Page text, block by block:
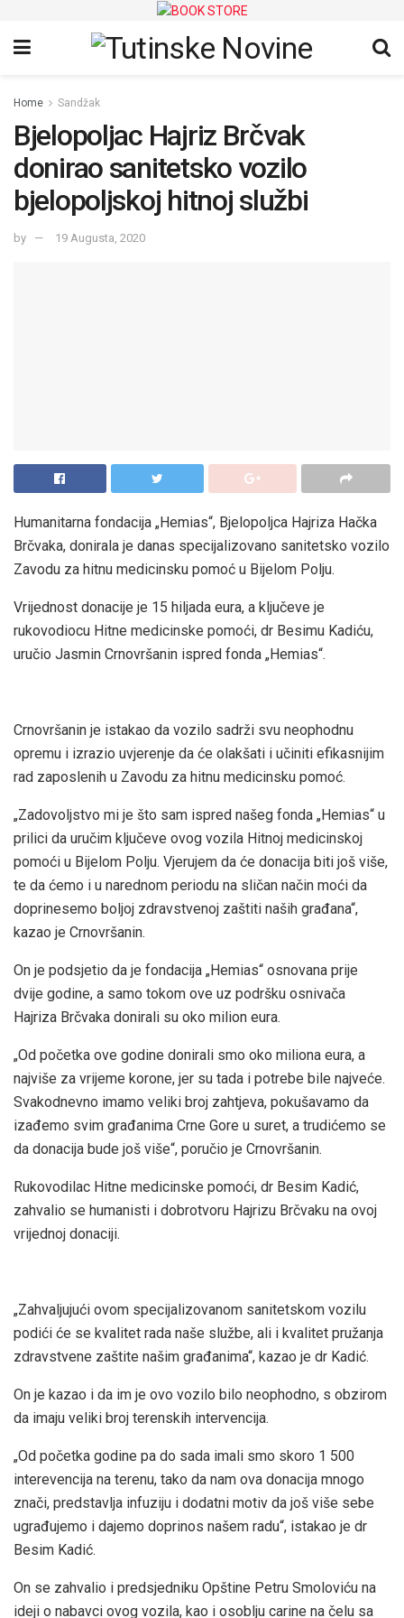
Home Sandžak
Bjelopoljac Hajriz Brčvak
donirao sanitetsko vozilo
bjelopoljskoj hitnoj službi
by 19 Augusta, 2020
Humanitarna fondacija „Hemias“, Bjelopoljca Hajriza Hačka
Brčvaka, donirala je danas specijalizovano sanitetsko vozilo
Zavodu za hitnu medicinsku pomoć u Bijelom Polju.
Vrijednost donacije je 15 hiljada eura, a ključeve je
rukovodiocu Hitne medicinske pomoći, dr Besimu Kadiću,
uručio Jasmin Crnovršanin ispred fonda „Hemias“.
Crnovršanin je istakao da vozilo sadrži svu neophodnu
opremu i izrazio uvjerenje da će olakšati i učiniti efikasnijim
rad zaposlenih u Zavodu za hitnu medicinsku pomoć.
„Zadovoljstvo mi je što sam ispred našeg fonda „Hemias“ u
prilici da uručim ključeve ovog vozila Hitnoj medicinskoj
pomoći u Bijelom Polju. Vjerujem da će donacija biti još više,
te da ćemo i u narednom periodu na sličan način moći da
doprinesemo boljoj zdravstvenoj zaštiti naših građana“,
kazao je Crnovršanin.
On je podsjetio da je fondacija „Hemias“ osnovana prije
dvije godine, a samo tokom ove uz podršku osnivača
Hajriza Brčvaka donirali su oko milion eura.
„Od početka ove godine donirali smo oko miliona eura, a
najviše za vrijeme korone, jer su tada i potrebe bile najveće.
Svakodnevno imamo veliki broj zahtjeva, pokušavamo da
izađemo svim građanima Crne Gore u suret, a trudićemo se
da donacija bude još više“, poručio je Crnovršanin.
Rukovodilac Hitne medicinske pomoći, dr Besim Kadić,
zahvalio se humanisti i dobrotvoru Hajrizu Brčvaku na ovoj
vrijednoj donaciji.
„Zahvaljujući ovom specijalizovanom sanitetskom vozilu
podići će se kvalitet rada naše službe, ali i kvalitet pružanja
zdravstvene zaštite našim građanima“, kazao je dr Kadić.
On je kazao i da im je ovo vozilo bilo neophodno, s obzirom
da imaju veliki broj terenskih intervencija.
„Od početka godine pa do sada imali smo skoro 1 500
interevencija na terenu, tako da nam ova donacija mnogo
znači, predstavlja infuziju i dodatni motiv da još više sebe
ugrađujemo i dajemo doprinos našem radu“, istakao je dr
Besim Kadić.
On se zahvalio i predsjedniku Opštine Petru Smoloviću na
ideji o nabavci ovog vozila, kao i osoblju carine na čelu sa